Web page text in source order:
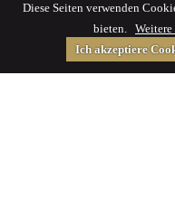
Diese Seiten verwenden
bieten.
Ich akzeptiere